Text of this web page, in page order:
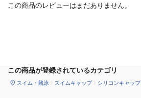
この商品のレビューはまだありません。
この商品が登録されているカテゴリ
スイム・競泳 スイムキャップ シリコンキャップ